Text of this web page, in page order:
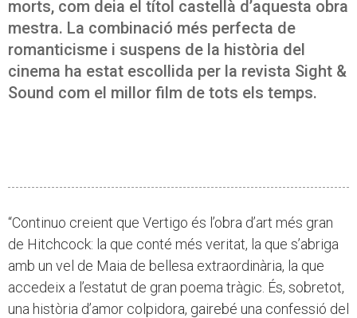
morts, com deia el títol castellà d’aquesta obra
mestra. La combinació més perfecta de
romanticisme i suspens de la història del
cinema ha estat escollida per la revista Sight &
Sound com el millor film de tots els temps.
“Continuo creient que Vertigo és l’obra d’art més gran
de Hitchcock: la que conté més veritat, la que s’abriga
amb un vel de Maia de bellesa extraordinària, la que
accedeix a l’estatut de gran poema tràgic. És, sobretot,
una història d’amor colpidora, gairebé una confessió del